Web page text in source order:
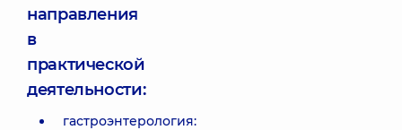
направления
в
практической
деятельности:
гастроэнтерология: